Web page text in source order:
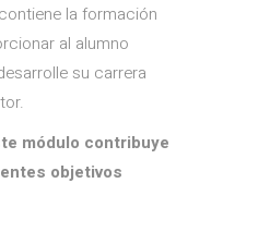
la formación
al alumno
su carrera
módulo contribuye
objetivos